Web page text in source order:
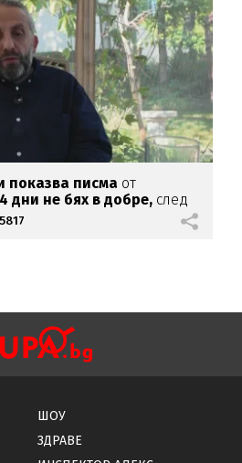
показва писма от
дни не бях в добре, след
5817
ШОУ
ЗДРАВЕ